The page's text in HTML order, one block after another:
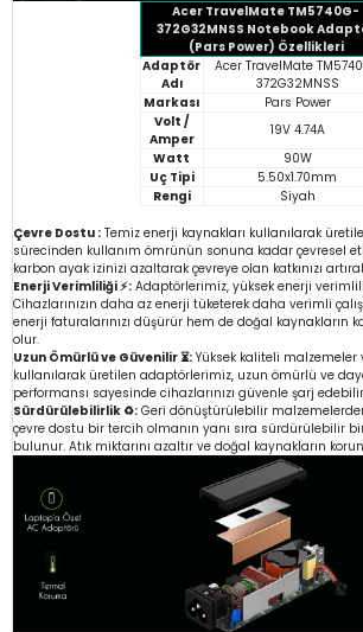
Acer TravelMate TM5740G-
372G32MNSS Notebook
(Pars Power) Özellikleri
Adaptör
Adı
Acer TravelMate
372G32MNSS
Markası
Pars Power
Volt /
Amper
19V 4.74A
Watt
90W
Uç Tipi
5.50x1.70mm
Rengi
Siyah
Çevre Dostu : Temiz enerji kaynakları kullanılarak
sürecinden kullanım ömrünün sonuna kadar çevresel
karbon ayak izinizi azaltarak çevreye olan katkınızı
Enerji Verimliliği ⚡: Adaptörlerimiz, yüksek enerji
Cihazlarınızın daha az enerji tüketerek daha verimli
enerji faturalarınızı düşürür hem de doğal kaynakların
olur.
Uzun Ömürlü ve Güvenilir ⏳: Yüksek kaliteli malzemeler
kullanılarak üretilen adaptörlerimiz, uzun ömürlü ve
performansı sayesinde cihazlarınızı güvenle şarj
Sürdürülebilirlik ♻️: Geri dönüştürülebilir
çevre dostu bir tercih olmanın yanı sıra sürdürülebilir
bulunur. Atık miktarını azaltır ve doğal kaynakların